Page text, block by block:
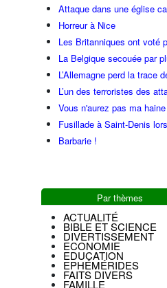
Attaque dans une église
Horreur à Nice
Les Britanniques ont voté
La Belgique secouée par
L’Allemagne perd la trace
L’un des terroristes des
Vous n'aurez pas ma haine
Fusillade à Saint-Denis
Barbarie !
Par thèmes
ACTUALITÉ
BIBLE ET SCIENCE
DIVERTISSEMENT
ECONOMIE
EDUCATION
EPHÉMÉRIDES
FAITS DIVERS
FAMILLE